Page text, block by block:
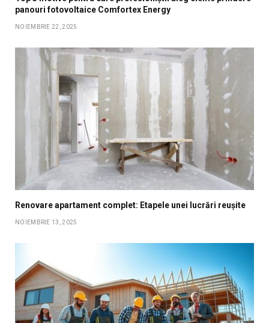
panouri fotovoltaice Comfortex Energy
NOIEMBRIE 22, 2025
Renovare apartament complet: Etapele unei lucrări reușite
NOIEMBRIE 13, 2025